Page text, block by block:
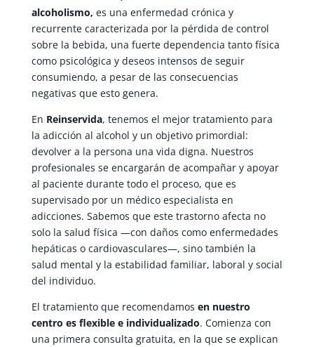
alcoholismo, es una enfermedad crónica y
recurrente caracterizada por la pérdida de control
sobre la bebida, una fuerte dependencia tanto física
como psicológica y deseos intensos de seguir
consumiendo, a pesar de las consecuencias
negativas que esto genera.
En Reinservida, tenemos el mejor tratamiento para
la adicción al alcohol y un objetivo primordial:
devolver a la persona una vida digna. Nuestros
profesionales se encargarán de acompañar y apoyar
al paciente durante todo el proceso, que es
supervisado por un médico especialista en
adicciones. Sabemos que este trastorno afecta no
solo la salud física —con daños como enfermedades
hepáticas o cardiovasculares—, sino también la
salud mental y la estabilidad familiar, laboral y social
del individuo.
El tratamiento que recomendamos en nuestro
centro es flexible e individualizado. Comienza con
una primera consulta gratuita, en la que se explican